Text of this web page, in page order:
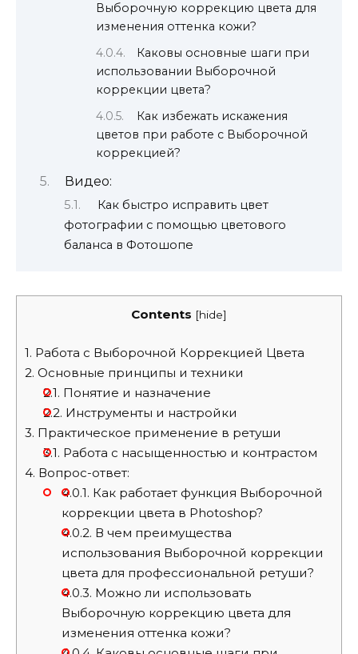
Выборочную коррекцию цвета для
изменения оттенка кожи?
Каковы основные шаги при
использовании Выборочной
коррекции цвета?
Как избежать искажения
цветов при работе с Выборочной
коррекцией?
Видео:
Как быстро исправить цвет
фотографии с помощью цветового
баланса в Фотошопе
Contents [hide]
1. Работа с Выборочной Коррекцией Цвета
2. Основные принципы и техники
2.1. Понятие и назначение
2.2. Инструменты и настройки
3. Практическое применение в ретуши
3.1. Работа с насыщенностью и контрастом
4. Вопрос-ответ:
4.0.1. Как работает функция Выборочной
коррекции цвета в Photoshop?
4.0.2. В чем преимущества
использования Выборочной коррекции
цвета для профессиональной ретуши?
4.0.3. Можно ли использовать
Выборочную коррекцию цвета для
изменения оттенка кожи?